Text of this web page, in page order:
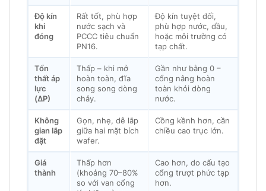
Độ kín
khi
đóng
Rất tốt, phù hợp
nước sạch và
PCCC tiêu chuẩn
PN16.
Độ kín tuyệt đối,
phù hợp nước, dầu,
hoặc môi trường có
tạp chất.
Tổn
thất áp
lực
(ΔP)
Thấp – khi mở
hoàn toàn, đĩa
song song dòng
chảy.
Gần như bằng 0 –
cổng nâng hoàn
toàn khỏi dòng
nước.
Không
gian lắp
đặt
Gọn, nhẹ, dễ lắp
giữa hai mặt bích
wafer.
Cồng kềnh hơn, cần
chiều cao trục lớn.
Giá
thành
Thấp hơn
(khoảng 70–80%
so với van cổng
Cao hơn, do cấu tạo
cổng trượt phức tạp
hơn.